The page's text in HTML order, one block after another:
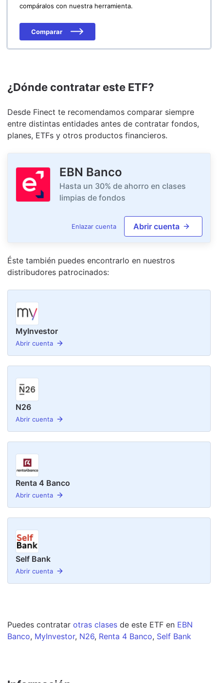
compáralos con nuestra herramienta.
Comparar
¿Dónde contratar este ETF?
Desde Finect te recomendamos comparar siempre
entre distintas entidades antes de contratar fondos,
planes, ETFs y otros productos financieros.
EBN Banco
Hasta un 30% de ahorro en clases
limpias de fondos
Enlazar cuenta Abrir cuenta
Éste también puedes encontrarlo en nuestros
distribudores patrocinados:
MyInvestor
Abrir cuenta
N26
Abrir cuenta
Renta 4 Banco
Abrir cuenta
Self Bank
Abrir cuenta
Puedes contratar otras clases de este ETF en EBN
Banco, MyInvestor, N26, Renta 4 Banco, Self Bank